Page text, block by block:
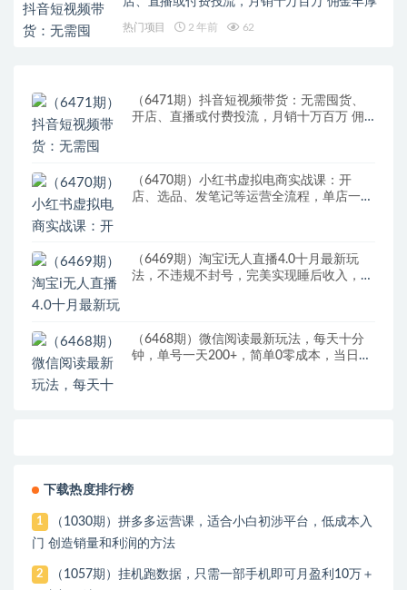
热门项目 2 年前 62
（6471期）抖音短视频带货：无需囤货、
开店、直播或付费投流，月销十万百万 佣
（6470期）小红书虚拟电商实战课：开
店、选品、发笔记等运营全流程，单店一天
（6469期）淘宝i无人直播4.0十月最新玩
法，不违规不封号，完美实现睡后收入，日
（6468期）微信阅读最新玩法，每天十分
钟，单号一天200+，简单0零成本，当日提
下载热度排行榜
1
（1030期）拼多多运营课，适合小白初涉平台，低成本入
门 创造销量和利润的方法
2
（1057期）挂机跑数据，只需一部手机即可月盈利10万＋